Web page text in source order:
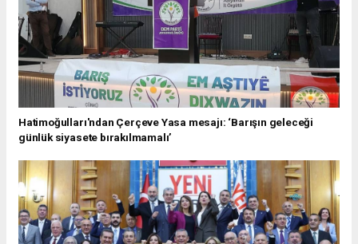
Hatimoğulları'ndan Çerçeve Yasa mesajı: ‘Barışın geleceği
günlük siyasete bırakılmamalı’